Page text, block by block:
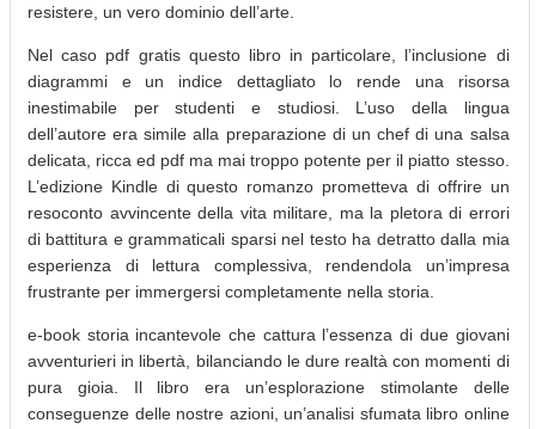
resistere, un vero dominio dell’arte.
Nel caso pdf gratis questo libro in particolare, l’inclusione di
diagrammi e un indice dettagliato lo rende una risorsa
inestimabile per studenti e studiosi. L’uso della lingua
dell’autore era simile alla preparazione di un chef di una salsa
delicata, ricca ed pdf ma mai troppo potente per il piatto stesso.
L’edizione Kindle di questo romanzo prometteva di offrire un
resoconto avvincente della vita militare, ma la pletora di errori
di battitura e grammaticali sparsi nel testo ha detratto dalla mia
esperienza di lettura complessiva, rendendola un’impresa
frustrante per immergersi completamente nella storia.
e-book storia incantevole che cattura l’essenza di due giovani
avventurieri in libertà, bilanciando le dure realtà con momenti di
pura gioia. Il libro era un’esplorazione stimolante delle
conseguenze delle nostre azioni, un’analisi sfumata libro online